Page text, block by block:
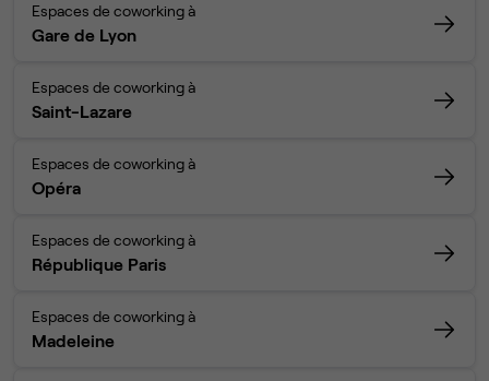
Espaces de coworking à
Gare de Lyon
Espaces de coworking à
Saint-Lazare
Espaces de coworking à
Opéra
Espaces de coworking à
République Paris
Espaces de coworking à
Madeleine